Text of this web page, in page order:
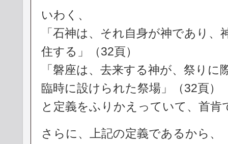
いわく、
「石神は、それ自身が神であり
住する」（32頁）
「磐座は、去来する神が、祭り
臨時に設けられた祭場」（32頁）
と定義をふりかえっていて、首肯
さらに、上記の定義であるから、